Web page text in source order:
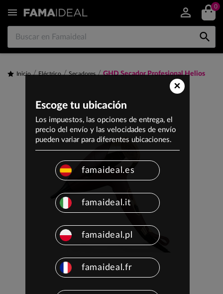
 0

Inicio Eléctrico Secadores GHD Secador Profesional Helios
×
Escoge tu ubicación
Los impuestos, las opciones de entrega, el
precio del envío y las velocidades de envío
pueden variar para diferentes ubicaciones.
famaideal.es
famaideal.it
famaideal.pl
famaideal.fr